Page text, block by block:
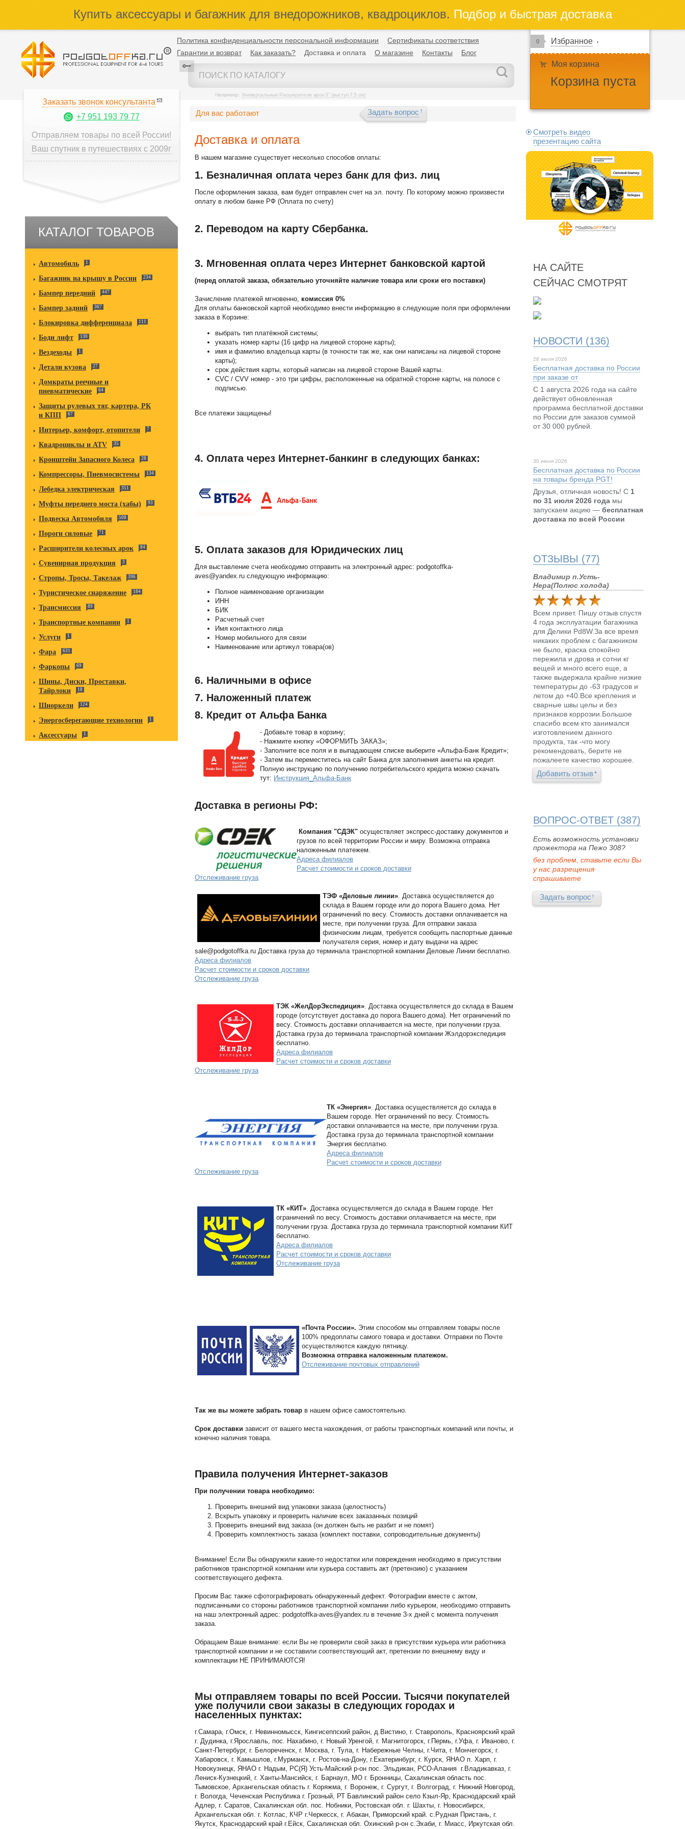
Купить аксессуары и багажник для внедорожников, квадроциклов.Подбор и быстрая доставка
Политика конфиденциальности персональной информации
Сертификаты соответствия
Гарантии и возврат
Как заказать? Доставка и оплата О магазине Контакты Блог
Например: Универсальные Расширители арок 3" (выступ 7,5 см)
0 Избранное
Моя корзина
Корзина пуста
Заказать звонок консультанта
+7 951 193 79 77
Отправляем товары по всей России!
Ваш спутник в путешествиях с 2009г
КАТАЛОГ ТОВАРОВ
Автомобиль 1
Багажник на крышу в России 234
Бампер передний 447
Бампер задний 367
Блокировка дифференциала 111
Боди лифт 130
Вездеходы 1
Детали кузова 27
Домкраты реечные и
пневматические
64
Защиты рулевых тяг, картера, РК
и КПП
67
Интерьер, комфорт, отопители 7
Квадроциклы и ATV 35
Кронштейн Запасного Колеса 28
Компрессоры, Пневмосистемы 134
Лебедка электрическая 351
Муфты переднего моста (хабы) 93
Подвеска Автомобиля 508
Пороги силовые 71
Расширители колесных арок 84
Сувенирная продукция 3
Стропы, Тросы, Такелаж 396
Туристическое снаряжение 184
Трансмиссия 89
Транспортные компании 1
Услуги 1
Фара 631
Фаркопы 69
Шины, Диски, Проставки,
Тайрлоки
18
Шноркели 124
Энергосберегающие технологии 1
Аксессуары 1
Для вас работают Задать вопрос
Доставка и оплата
В нашем магазине существует несколько способов оплаты:
1. Безналичная оплата через банк для физ. лиц
После оформления заказа, вам будет отправлен счет на эл. почту. По которому можно произвести
оплату в любом банке РФ (Оплата по счету)
2. Переводом на карту Сбербанка.
3. Мгновенная оплата через Интернет банковской картой
(перед оплатой заказа, обязательно уточняйте наличие товара или сроки его поставки)
Зачисление платежей мгновенно, комиссия 0%
Для оплаты банковской картой необходимо внести информацию в следующие поля при оформлении
заказа в Корзине:
выбрать тип платёжной системы;
указать номер карты (16 цифр на лицевой стороне карты);
имя и фамилию владельца карты (в точности так же, как они написаны на лицевой стороне
карты);
срок действия карты, который написан на лицевой стороне Вашей карты.
CVC / CVV номер - это три цифры, расположенные на обратной стороне карты, на полосе с
подписью.
Все платежи защищены!
4. Оплата через Интернет-банкинг в следующих банках:
5. Оплата заказов для Юридических лиц
Для выставление счета необходимо отправить на электронный адрес: podgotoffka-
aves@yandex.ru следующую информацию:
Полное наименование организации
ИНН
БИК
Расчетный счет
Имя контактного лица
Номер мобильного для связи
Наименование или артикул товара(ов)
6. Наличными в офисе
7. Наложенный платеж
8. Кредит от Альфа Банка
- Добавьте товар в корзину;
- Нажмите кнопку «ОФОРМИТЬ ЗАКАЗ»;
- Заполните все поля и в выпадающем списке выберите «Альфа-Банк Кредит»;
- Затем вы переместитесь на сайт Банка для заполнения анкеты на кредит.
Полную инструкцию по получению потребительского кредита можно скачать
тут: Инструкция_Альфа-Банк
Доставка в регионы РФ:
Компания "СДЭК" осуществляет экспресс-доставку документов и
грузов по всей территории России и миру. Возможна отправка
наложенным платежем.
Адреса филиалов
Расчет стоимости и сроков доставки
Отслеживание груза
ТЭФ «Деловые линии» . Доставка осуществляется до
склада в Вашем городе или до порога Вашего дома. Нет
ограничений по весу. Стоимость доставки оплачивается на
месте, при получении груза. Для отправки заказа
физическим лицам, требуется сообщить паспортные данные
получателя серия, номер и дату выдачи на адрес
sale@podgotoffka.ru Доставка груза до терминала транспортной компании Деловые Линии бесплатно.
Адреса филиалов
Расчет стоимости и сроков доставки
Отслеживание груза
ТЭК «ЖелДорЭкспедиция» . Доставка осуществляется до склада в Вашем
городе (отсутствует доставка до порога Вашего дома). Нет ограничений по
весу. Стоимость доставки оплачивается на месте, при получении груза.
Доставка груза до терминала транспортной компании Жэлдорэкспедиция
бесплатно.
Адреса филиалов
Расчет стоимости и сроков доставки
Отслеживание груза
ТК «Энергия» . Доставка осуществляется до склада в
Вашем городе. Нет ограничений по весу. Стоимость
доставки оплачивается на месте, при получении груза.
Доставка груза до терминала транспортной компании
Энергия бесплатно.
Адреса филиалов
Расчет стоимости и сроков доставки
Отслеживание груза
ТК «КИТ» . Доставка осуществляется до склада в Вашем городе. Нет
ограничений по весу. Стоимость доставки оплачивается на месте, при
получении груза. Доставка груза до терминала транспортной компании КИТ
бесплатно.
Адреса филиалов
Расчет стоимости и сроков доставки
Отслеживание груза
«Почта России». Этим способом мы отправляем товары после
100% предоплаты самого товара и доставки. Отправки по Почте
осуществляются каждую пятницу.
Возможна отправка наложенным платежом.
Отслеживание почтовых отправлений
Так же вы можете забрать товар в нашем офисе самостоятельно.
Срок доставки зависит от вашего места нахождения, от работы транспортных компаний или почты, и
конечно наличия товара.
Правила получения Интернет-заказов
При получении товара необходимо:
Проверить внешний вид упаковки заказа (целостность)
Вскрыть упаковку и проверить наличие всех заказанных позиций
Проверить внешний вид заказа (он должен быть не разбит и не помят)
Проверить комплектность заказа (комплект поставки, сопроводительные документы)
Внимание! Если Вы обнаружили какие-то недостатки или повреждения необходимо в присутствии
работников транспортной компании или курьера составить акт (претензию) с указанием
соответствующего дефекта.
Просим Вас также сфотографировать обнаруженный дефект. Фотографии вместе с актом,
подписанными со стороны работников транспортной компании либо курьером, необходимо отправить
на наш электронный адрес: podgotoffka-aves@yandex.ru в течение 3-х дней с момента получения
заказа.
Обращаем Ваше внимание: если Вы не проверили свой заказ в присутствии курьера или работника
транспортной компании и не составили соответствующий акт, претензии по внешнему виду и
комплектации НЕ ПРИНИМАЮТСЯ!
Мы отправляем товары по всей России. Тысячи покупателей
уже получили свои заказы в следующих городах и
населенных пунктах:
г.Самара, г.Омск, г. Невинномысск, Кингисеппский район, д.Вистино, г. Ставрополь, Красноярский край
г. Дудинка, г.Ярославль, пос. Нахабино, г. Новый Уренгой, г. Магнитогорск, г.Пермь, г.Уфа, г. Иваново, г.
Санкт-Петербург, г. Белореченск, г. Москва, г. Тула, г. Набережные Челны, г.Чита, г. Мончегорск, г.
Хабаровск, г. Камышлов, г.Мурманск, г. Ростов-на-Дону, г.Екатеринбург, г. Курск, ЯНАО п. Харп, г.
Новокузнецк, ЯНАО г. Надым, РС(Я) Усть-Майский р-он пос. Эльдикан, РСО-Алания г.Владикавказ, г.
Лениск-Кузнецкий, г. Ханты-Мансийск, г. Барнаул, МО г. Бронницы, Сахалинская область пос.
Тымовское, Архангельская область г. Коряжма, г. Воронеж, г. Сургут, г. Волгоград, г. Нижний Новгород,
г. Вологда, Чеченская Республика г. Грозный, РТ Бавлинский район село Кзыл-Яр, Краснодарский край
Адлер, г. Саратов, Сахалинская обл. пос. Нобники, Ростовская обл. г. Шахты, г. Новосибирск,
Архангельская обл. г. Котлас, КЧР г.Черкесск, г. Абакан, Приморский край. с.Рудная Пристань, г.
Якутск, Краснодарский край г.Ейск, Сахалинская обл. Охинский р-он с.Эхаби, г. Миасс, Иркутская обл.
Смотреть видео
презентацию сайта
НА САЙТЕ
СЕЙЧАС СМОТРЯТ
НОВОСТИ (136)
28 июля 2026
Бесплатная доставка по России
при заказе от
С 1 августа 2026 года на сайте
действует обновленная
программа бесплатной доставки
по России для заказов суммой
от 30 000 рублей.
30 июня 2026
Бесплатная доставка по России
на товары бренда PGT!
Друзья, отличная новость! С 1
по 31 июля 2026 года мы
запускаем акцию — бесплатная
доставка по всей России
ОТЗЫВЫ (77)
Владимир п.Усть-
Нера(Полюс холода)
Всем привет. Пишу отзыв спустя
4 года эксплуатации багажника
для Делики Pd8W.За все время
никаких проблем с багажником
не было, краска спокойно
пережила и дрова и сотни кг
вещей и много всего еще, а
также выдержала крайне низкие
температуры до -63 градусов и
летом до +40.Все крепления и
сварные швы целы и без
признаков коррозии.Большое
спасибо всем кто занимался
изготовлением данного
продукта, так -что могу
рекомендовать, берите не
пожалеете качество хорошее.
Добавить отзыв
ВОПРОС-ОТВЕТ (387)
Есть возможность установки
прожектора на Пежо 308?
без проблем, ставьте если Вы
у нас разрещения
спрашиваете
Задать вопрос